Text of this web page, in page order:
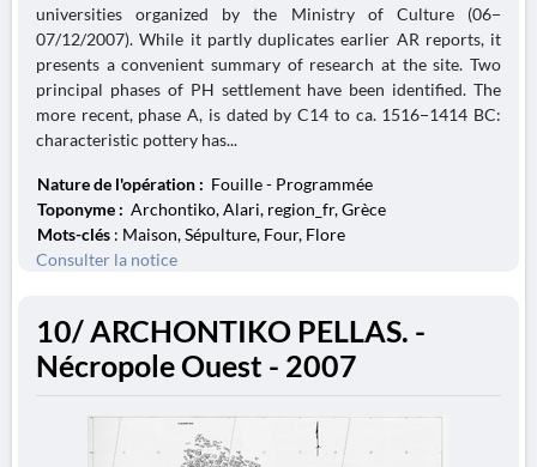
universities organized by the Ministry of Culture (06−
07/12/2007). While it partly duplicates earlier AR reports, it
presents a convenient summary of research at the site. Two
principal phases of PH settlement have been identified. The
more recent, phase A, is dated by C14 to ca. 1516−1414 BC:
characteristic pottery has...
Nature de l'opération : Fouille - Programmée
Toponyme : Archontiko, Alari, region_fr, Grèce
Mots-clés : Maison, Sépulture, Four, Flore
Consulter la notice
10/ ARCHONTIKO PELLAS. -
Nécropole Ouest - 2007